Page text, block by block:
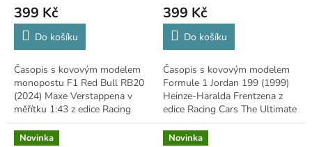
399 Kč
Do košíku
Časopis s kovovým modelem
monopostu F1 Red Bull RB20
(2024) Maxe Verstappena v
měřítku 1:43 z edice Racing
Cars.
399 Kč
Do košíku
Časopis s kovovým modelem
Formule 1 Jordan 199 (1999)
Heinze-Haralda Frentzena z
edice Racing Cars The Ultimate
Collection.
Novinka Novinka